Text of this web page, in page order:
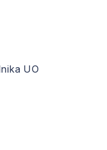
UO